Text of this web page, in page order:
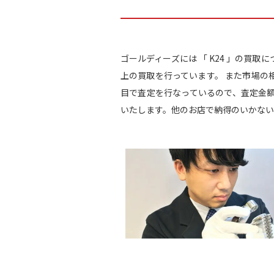
ゴールディーズには 「 K24 」の買取
上の買取を行っています。 また市場
目で査定を行なっているので、査定金
いたします。他のお店で納得のいかな